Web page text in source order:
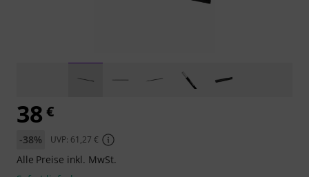
38 €
-38% UVP: 61,27 €
Alle Preise inkl. MwSt.